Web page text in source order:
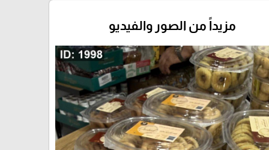
مزيداً من الصور والفيديو